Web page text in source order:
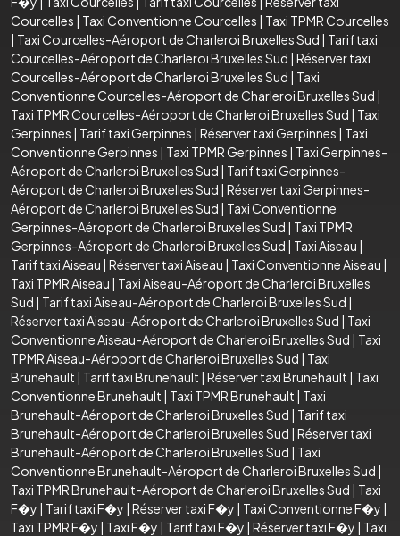
Courcelles | Taxi Conventionne Courcelles | Taxi TPMR Courcelles
| Taxi Courcelles-Aéroport de Charleroi Bruxelles Sud | Tarif taxi
Courcelles-Aéroport de Charleroi Bruxelles Sud | Réserver taxi
Courcelles-Aéroport de Charleroi Bruxelles Sud | Taxi
Conventionne Courcelles-Aéroport de Charleroi Bruxelles Sud |
Taxi TPMR Courcelles-Aéroport de Charleroi Bruxelles Sud | Taxi
Gerpinnes | Tarif taxi Gerpinnes | Réserver taxi Gerpinnes | Taxi
Conventionne Gerpinnes | Taxi TPMR Gerpinnes | Taxi Gerpinnes-
Aéroport de Charleroi Bruxelles Sud | Tarif taxi Gerpinnes-
Aéroport de Charleroi Bruxelles Sud | Réserver taxi Gerpinnes-
Aéroport de Charleroi Bruxelles Sud | Taxi Conventionne
Gerpinnes-Aéroport de Charleroi Bruxelles Sud | Taxi TPMR
Gerpinnes-Aéroport de Charleroi Bruxelles Sud | Taxi Aiseau |
Tarif taxi Aiseau | Réserver taxi Aiseau | Taxi Conventionne Aiseau |
Taxi TPMR Aiseau | Taxi Aiseau-Aéroport de Charleroi Bruxelles
Sud | Tarif taxi Aiseau-Aéroport de Charleroi Bruxelles Sud |
Réserver taxi Aiseau-Aéroport de Charleroi Bruxelles Sud | Taxi
Conventionne Aiseau-Aéroport de Charleroi Bruxelles Sud | Taxi
TPMR Aiseau-Aéroport de Charleroi Bruxelles Sud | Taxi
Brunehault | Tarif taxi Brunehault | Réserver taxi Brunehault | Taxi
Conventionne Brunehault | Taxi TPMR Brunehault | Taxi
Brunehault-Aéroport de Charleroi Bruxelles Sud | Tarif taxi
Brunehault-Aéroport de Charleroi Bruxelles Sud | Réserver taxi
Brunehault-Aéroport de Charleroi Bruxelles Sud | Taxi
Conventionne Brunehault-Aéroport de Charleroi Bruxelles Sud |
Taxi TPMR Brunehault-Aéroport de Charleroi Bruxelles Sud | Taxi
F�y | Tarif taxi F�y | Réserver taxi F�y | Taxi Conventionne F�y |
Taxi TPMR F�y | Taxi F�y | Tarif taxi F�y | Réserver taxi F�y | Taxi